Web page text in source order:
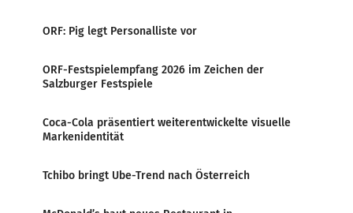
ORF: Pig legt Personalliste vor
ORF-Festspielempfang 2026 im Zeichen der
Salzburger Festspiele
Coca-Cola präsentiert weiterentwickelte visuelle
Markenidentität
Tchibo bringt Ube-Trend nach Österreich